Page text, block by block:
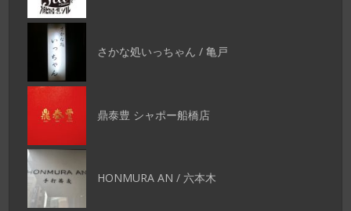
さかな処いっちゃん / 亀戸
鼎泰豊 シャポー船橋店
HONMURA AN / 六本木